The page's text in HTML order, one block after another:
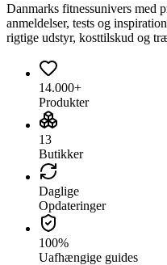
Danmarks fitnessunivers med
anmeldelser, tests og
rigtige udstyr, kosttilskud og
14.000+
Produkter
13
Butikker
Daglige
Opdateringer
100%
Uafhængige guides